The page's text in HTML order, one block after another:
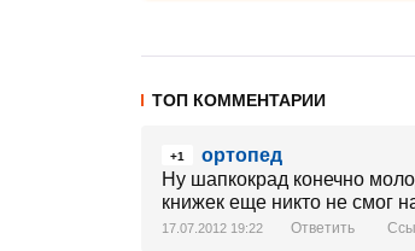
ТОП КОММЕНТАРИИ
+1
ортопед
Ну шапкокрад конечно
книжек еще никто не смог
17.07.2012 19:22 Ответить